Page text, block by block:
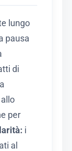
lungo
pausa
di
per
i
al